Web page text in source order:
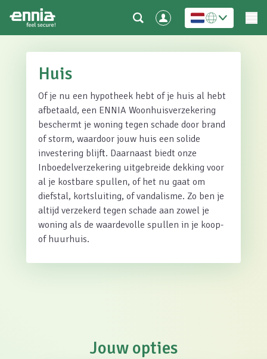
Huis
Of je nu een hypotheek hebt of je huis al hebt
afbetaald, een ENNIA Woonhuisverzekering
beschermt je woning tegen schade door brand
of storm, waardoor jouw huis een solide
investering blijft. Daarnaast biedt onze
Inboedelverzekering uitgebreide dekking voor
al je kostbare spullen, of het nu gaat om
diefstal, kortsluiting, of vandalisme. Zo ben je
altijd verzekerd tegen schade aan zowel je
woning als de waardevolle spullen in je koop-
of huurhuis.
Jouw opties